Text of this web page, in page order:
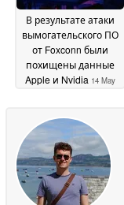
В результате атаки
вымогательского ПО
от Foxconn были
похищены данные
Apple и Nvidia 14 May